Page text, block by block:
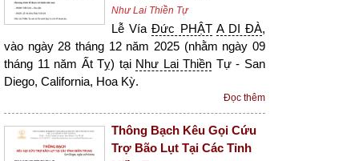
Như Lai Thiền Tự
Lễ VíaĐức PHẬT A DI ĐÀ,
vào ngày 28 tháng 12 năm 2025 (nhằm ngày 09
tháng 11 năm Ất Tỵ) tại Như Lai Thiền Tự - San
Diego, California, Hoa Kỳ.
Đọc thêm
Thông Bạch Kêu Gọi Cứu
Trợ Bão Lụt Tại Các Tỉnh